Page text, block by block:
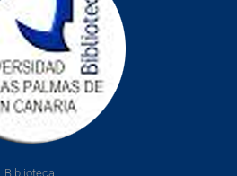
Biblioteca